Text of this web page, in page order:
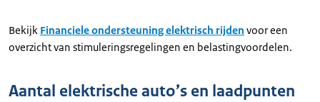
Bekijk Financiele ondersteuning elektrisch rijden voor een
overzicht van stimuleringsregelingen en belastingvoordelen.
Aantal elektrische auto’s en laadpunten